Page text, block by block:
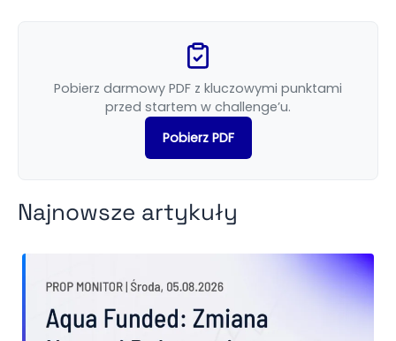
Pobierz darmowy PDF z kluczowymi punktami
przed startem w challenge’u.
Pobierz PDF
Najnowsze artykuły